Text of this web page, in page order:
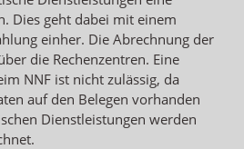
Dies geht dabei mit einem
einher. Die Abrechnung der
die Rechenzentren. Eine
NNF ist nicht zulässig, da
auf den Belegen vorhanden
Dienstleistungen werden